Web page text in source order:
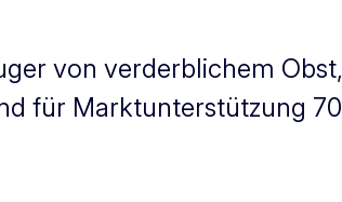
von verderblichem Obst,
für Marktunterstützung 70